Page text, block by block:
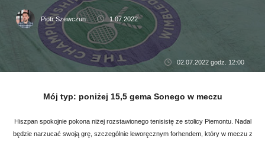
Piotr Szewczun 1.07.2022
02.07.2022 godz. 12:00
Mój typ: poniżej 15,5 gema Sonego w meczu
Hiszpan spokojnie pokona niżej rozstawionego tenisistę ze stolicy Piemontu. Nadal
będzie narzucać swoją grę, szczególnie leworęcznym forhendem, który w meczu z